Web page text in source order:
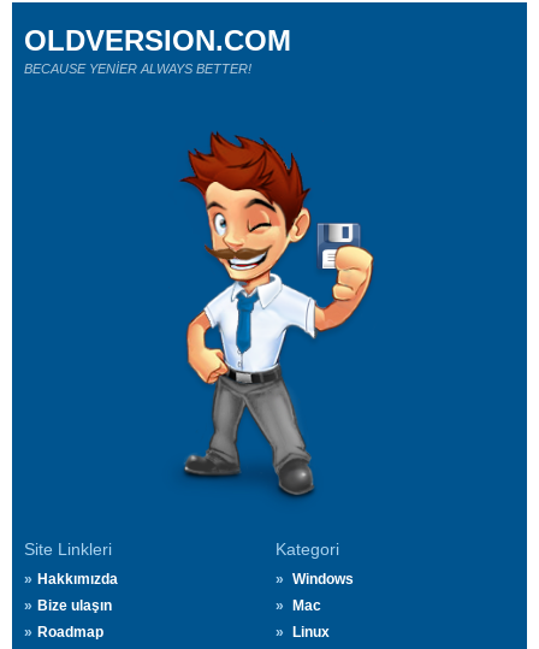
Site Linkleri
Hakkımızda
Bize ulaşın
Roadmap
Kategori
Windows
Mac
Linux
OLDVERSION.COM
BECAUSE YENİER ALWAYS BETTER!